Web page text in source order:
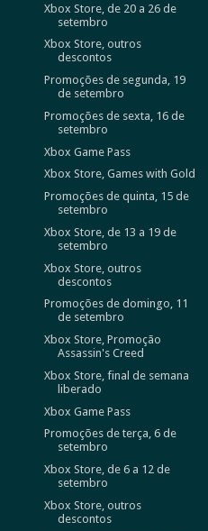
Xbox Store, de 20 a 26 de
setembro
Xbox Store, outros
descontos
Promoções de segunda, 19
de setembro
Promoções de sexta, 16 de
setembro
Xbox Game Pass
Xbox Store, Games with Gold
Promoções de quinta, 15 de
setembro
Xbox Store, de 13 a 19 de
setembro
Xbox Store, outros
descontos
Promoções de domingo, 11
de setembro
Xbox Store, Promoção
Assassin's Creed
Xbox Store, final de semana
liberado
Xbox Game Pass
Promoções de terça, 6 de
setembro
Xbox Store, de 6 a 12 de
setembro
Xbox Store, outros
descontos